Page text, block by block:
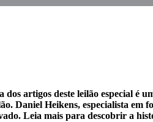
artigos deste leilão especial é
Daniel Heikens, especialista em
Leia mais para descobrir a